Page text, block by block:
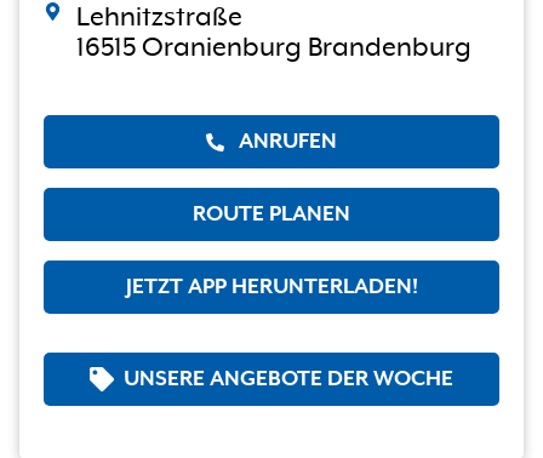
Lehnitzstraße
16515 Oranienburg Brandenburg
ANRUFEN
ROUTE PLANEN
JETZT APP HERUNTERLADEN!
UNSERE ANGEBOTE DER WOCHE